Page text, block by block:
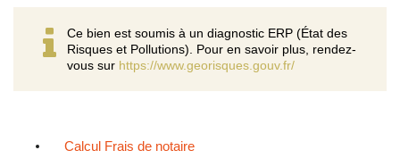
Ce bien est soumis à un diagnostic ERP (État des
Risques et Pollutions). Pour en savoir plus, rendez-
vous sur https://www.georisques.gouv.fr/
Calcul Frais de notaire